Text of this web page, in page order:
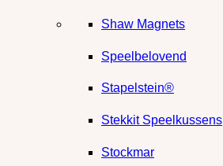
Shaw Magnets
Speelbelovend
Stapelstein®
Stekkit Speelkussens
Stockmar